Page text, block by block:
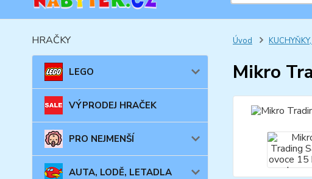
HRAČKY
LEGO
VÝPRODEJ HRAČEK
PRO NEJMENŠÍ
AUTA, LODĚ, LETADLA
Úvod
Mikro